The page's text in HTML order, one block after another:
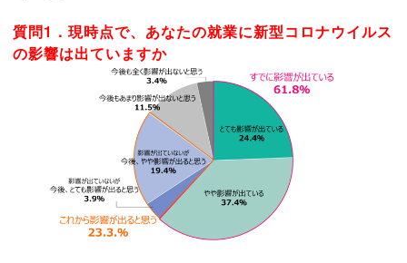
質問1．現時点で、あなたの就業に新型コロナウイルス
の影響は出ていますか